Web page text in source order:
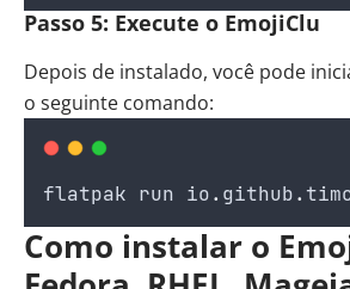
Passo 5: Execute o EmojiClu
Depois de instalado, você pode
o seguinte comando:
flatpak run io. github.
Como instalar o